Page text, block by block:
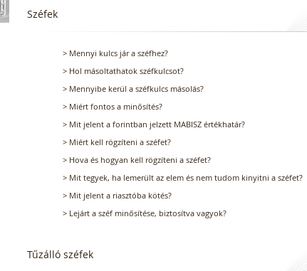
Széfek
> Mennyi kulcs jár a széfhez?
> Hol másoltathatok széfkulcsot?
> Mennyibe kerül a széfkulcs másolás?
> Miért fontos a minősítés?
> Mit jelent a forintban jelzett MABISZ értékhatár?
> Miért kell rögzíteni a széfet?
> Hova és hogyan kell rögzíteni a széfet?
> Mit tegyek, ha lemerült az elem és nem tudom kinyitni a széfet?
> Mit jelent a riasztóba kötés?
> Lejárt a széf minősítése, biztosítva vagyok?
Tűzálló széfek